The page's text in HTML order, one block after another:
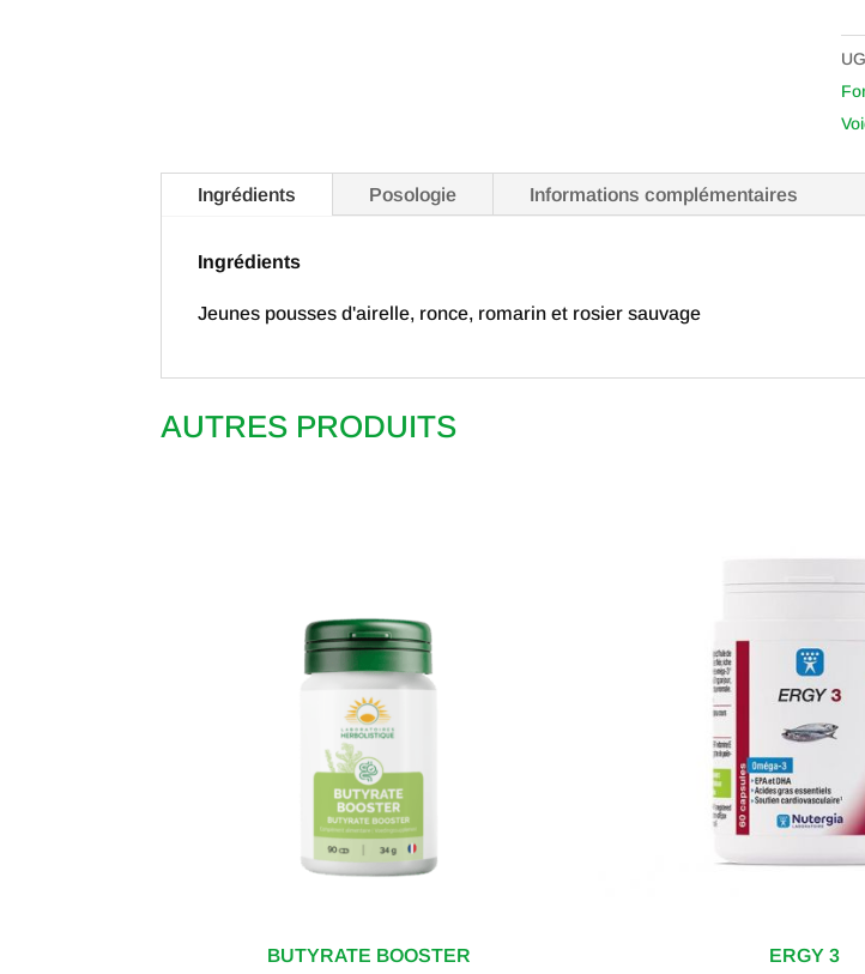
Ingrédients Posologie Informations complémentaires
Ingrédients
Jeunes pousses d'airelle, ronce, romarin et rosier sauvage
AUTRES PRODUITS
BUTYRATE BOOSTER ERGY 3